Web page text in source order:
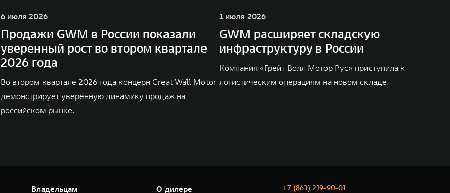
6 июля 2026
Продажи GWM в России показали
уверенный рост во втором квартале
2026 года
Во втором квартале 2026 года концерн Great Wall Motor
демонстрирует уверенную динамику продаж на
российском рынке.
1 июля 2026
GWM расширяет складскую
инфраструктуру в России
Компания «Грейт Волл Мотор Рус» приступила к
логистическим операциям на новом складе.
Владельцам О дилере +7 (863) 219-90-01